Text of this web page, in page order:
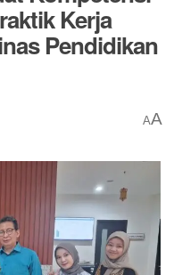
Kerja
Pendidikan
AA